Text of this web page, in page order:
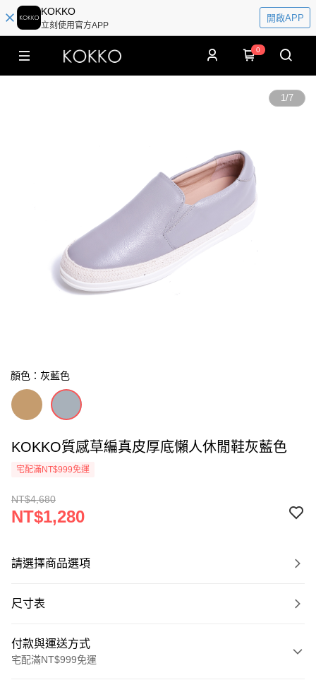
KOKKO
立刻使用官方APP
開啟APP
0
1/7
顏色：灰藍色
KOKKO質感草編真皮厚底懶人休閒鞋灰藍色
宅配滿NT$999免運
NT$4,680
NT$1,280
請選擇商品選項
尺寸表
付款與運送方式
宅配滿NT$999免運